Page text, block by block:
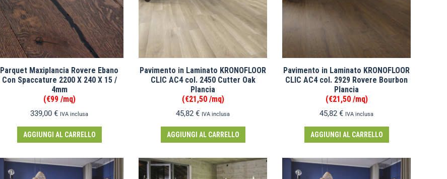
Parquet Maxiplancia Rovere Ebano
Con Spaccature 2200 X 240 X 15 /
4mm
(€99 /mq)
339,00 € IVA inclusa
AGGIUNGI AL CARRELLO
Pavimento in Laminato KRONOFLOOR
CLIC AC4 col. 2450 Cutter Oak
Plancia
(€21,50 /mq)
45,82 € IVA inclusa
AGGIUNGI AL CARRELLO
Pavimento in Laminato KRONOFLOOR
CLIC AC4 col. 2929 Rovere Bourbon
Plancia
(€21,50 /mq)
45,82 € IVA inclusa
AGGIUNGI AL CARRELLO